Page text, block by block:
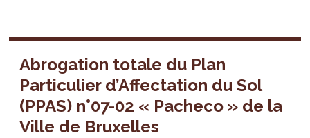
Abrogation totale du Plan
Particulier d’Affectation du Sol
(PPAS) n°07-02 « Pacheco » de la
Ville de Bruxelles